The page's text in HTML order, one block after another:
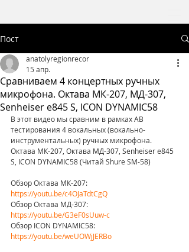
Пост
Сравниваем 4 концертных ручных
микрофона. Октава МК-207, МД-307,
Senheiser e845 S, ICON DYNAMIC58
anatolyregionrecor
15 апр.
В этот видео мы сравним в рамках AB
тестирования 4 вокальных (вокально-
инструментальных) ручных микрофона.
Октава МК-207, Октава МД-307, Senheiser e845
S, ICON DYNAMIC58 (Читай Shure SM-58)
Обзор Октава МК-207:
https://youtu.be/c4OJaTdtCgQ
Обзор Октава МД-307:
https://youtu.be/G3eF0sUuw-c
Обзор ICON DYNAMIC58:
https://youtu.be/weUOWjJERBo